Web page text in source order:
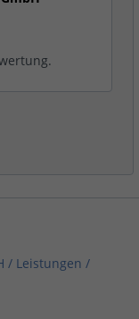
/ Leistungen /